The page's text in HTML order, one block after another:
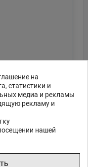
на
статистики и
медиа и рекламы
рекламу и
нашей